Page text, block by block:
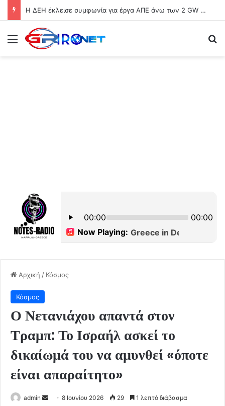
Η ΔΕΗ έκλεισε συμφωνία για έργα ΑΠΕ άνω των 2 GW σε Πολωνία και Ουγγαρία
Μενού
Αρχική / Κόσμος
Κόσμος
Ο Νετανιάχου απαντά στον
Τραμπ: Το Ισραήλ ασκεί το
δικαίωμά του να αμυνθεί «όποτε
είναι απαραίτητο»
admin
Send8 Ιουνίου 2026 29 1 λεπτό διάβασμα